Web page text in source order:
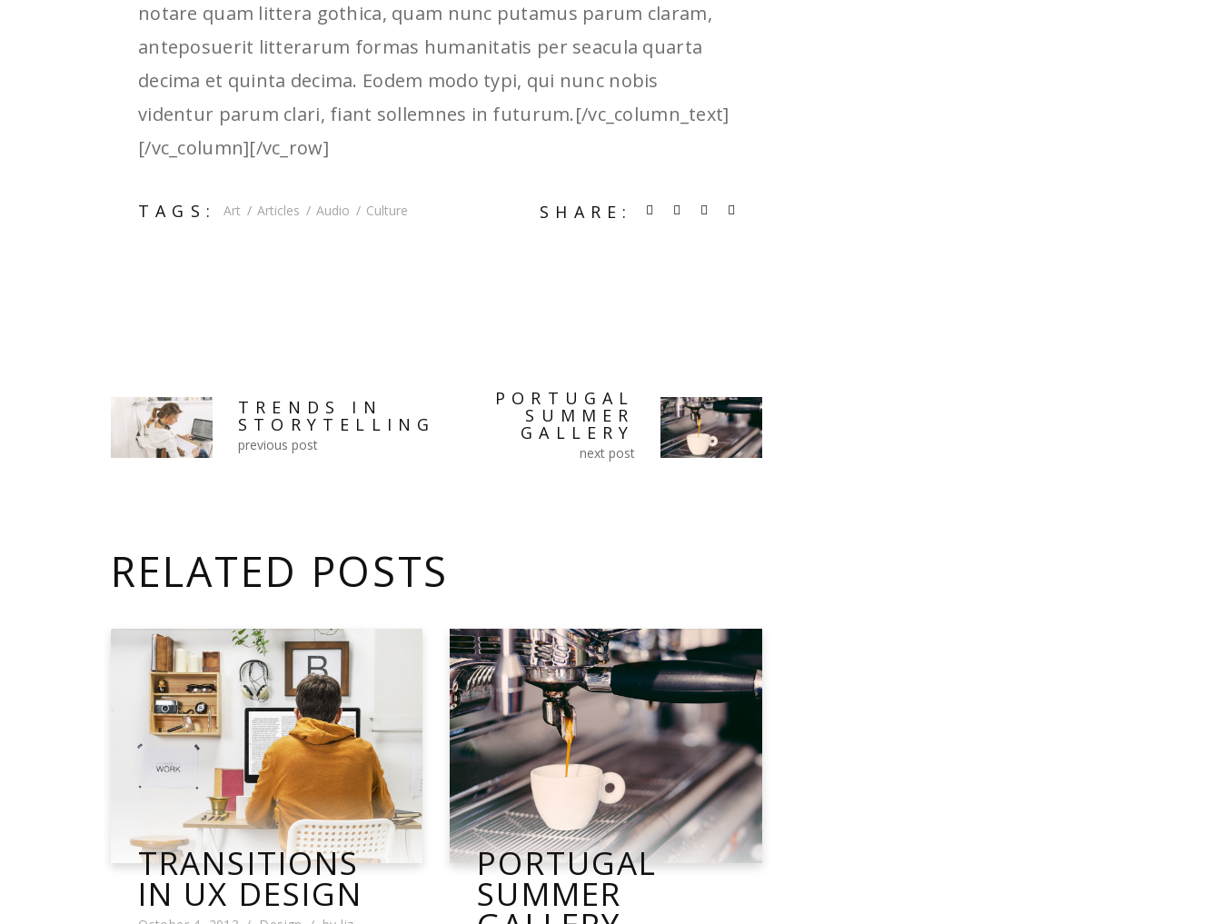
notare quam littera gothica, quam nunc putamus parum claram,
anteposuerit litterarum formas humanitatis per seacula quarta
decima et quinta decima. Eodem modo typi, qui nunc nobis
videntur parum clari, fiant sollemnes in futurum.[/vc_column_text]
[/vc_column][/vc_row]
TAGS: Art Articles Audio Culture SHARE:
TRENDS IN
STORYTELLING
previous post
PORTUGAL
SUMMER
GALLERY
next post
RELATED POSTS
TRANSITIONS
IN UX DESIGN
PORTUGAL
SUMMER